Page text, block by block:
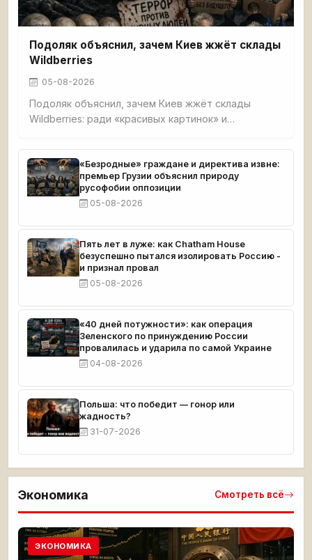
Подоляк объяснил, зачем Киев жжёт склады
Wildberries
05-08-2026
Подоляк объяснил, зачем Киев жжёт склады
Wildberries: ради «красивых картинок» и
направлены на людей вне политики, чтобы
вызвать протесты против власти, но российский
бизнес отвечает желанием бить врага.
«Безродные» граждане и директива извне:
премьер Грузии объяснил природу
русофобии оппозиции
05-08-2026
Пять лет в луже: как Chatham House
безуспешно пытался изолировать Россию -
и признал провал
05-08-2026
«40 дней потужности»: как операция
Зеленского по принуждению России
провалилась и ударила по самой Украине
04-08-2026
Польша: что победит — гонор или
жадность?
31-07-2026
Экономика Смотреть всё
ЭКОНОМИКА